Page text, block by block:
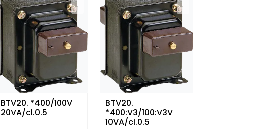
BTV20. *400/100V
20VA/cl.0.5
BTV20.
*400:V3/100:V3V
10VA/cl.0.5